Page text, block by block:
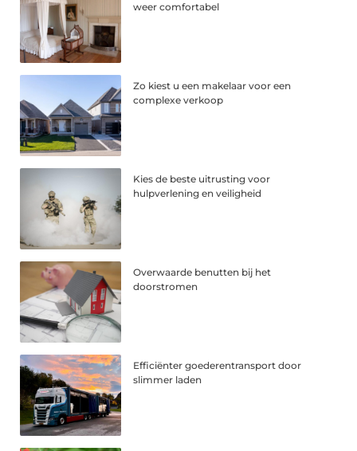
weer comfortabel
Zo kiest u een makelaar voor een
complexe verkoop
Kies de beste uitrusting voor
hulpverlening en veiligheid
Overwaarde benutten bij het
doorstromen
Efficiënter goederentransport door
slimmer laden